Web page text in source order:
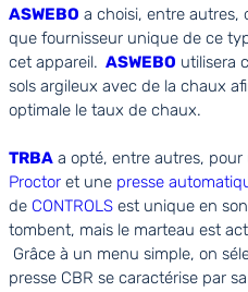
ASWEBO a choisi, entre autres,
que fournisseur unique de ce
cet appareil. ASWEBO utilisera
sols argileux avec de la chaux
optimale le taux de chaux.
TRBA a opté, entre autres, pour
Proctor et une presse
de CONTROLS est unique en
tombent, mais le marteau est
Grâce à un menu simple, on
presse CBR se caractérise par